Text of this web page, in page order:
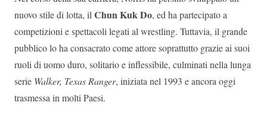
nuovo stile di lotta, ilChun Kuk Do, ed ha partecipato a
competizioni e spettacoli legati al wrestling. Tuttavia, il grande
pubblico lo ha consacrato come attore soprattutto grazie ai suoi
ruoli di uomo duro, solitario e inflessibile, culminati nella lunga
serie Walker, Texas Ranger, iniziata nel 1993 e ancora oggi
trasmessa in molti Paesi.